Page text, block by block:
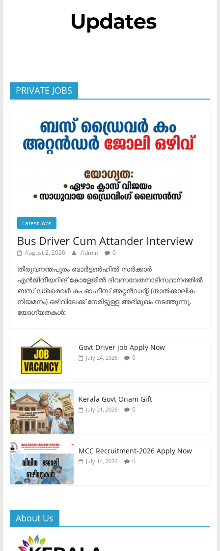
PRIVATE JOBS
Latest Jobs
Bus Driver Cum Attander Interview
August 2, 2026 Admin 0
തിരുവനന്തപുരം ബാർട്ടൺഹിൽ സർക്കാർ
എൻജിനീയറിങ് കോളേജിൽ ദിവസവേതനാടിസ്ഥാനത്തിൽ
ബസ് ഡ്രൈവർ കം ഓഫീസ് അറ്റൻഡന്റ് (താത്ക്കാലിക
നിയമനം) ഒഴിവിലേക്ക് നേരിട്ടുള്ള അഭിമുഖം നടത്തുന്നു.​
യോഗ്യതകൾ:
Govt Driver job Apply Now
July 24, 2026 0
Kerala Govt Onam Gift
July 21, 2026 0
MCC Recruitment-2026 Apply Now
July 14, 2026 0
About Us